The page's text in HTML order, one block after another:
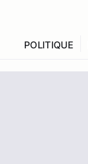
POLITIQUE